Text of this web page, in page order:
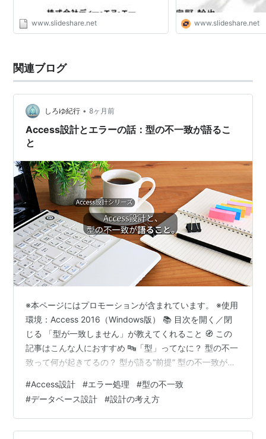
www.slideshare.net www.slideshare.net
関連ブログ
しろゆ紀行 • 8ヶ月前
Access設計とエラーの話：型の不一致が語るこ
と
※本ページにはプロモーションが含まれています。 ※使用
環境：Access 2016（Windows版） 📚 目次を開く／閉
じる 「型が一致しません」が教えてくれること 🧭 この
記事はこんな人におすすめ 🔤「型」ってなに？ 型の不一
致って何が起きてるの？ 型が語る“前提” 型の不一致が教
連記事 💻 このシリーズで使っている道具たち 📚 Access
をもっと深く学びたい方へ 「型が一致しません」が教え
てくれること Accessでクエリを組んでいると、ふと現れ
る「型が一致しません」というエラー。最初は「なん
#Access設計 #エラー処理 #型の不一致
#データベース設計 #設計の考え方